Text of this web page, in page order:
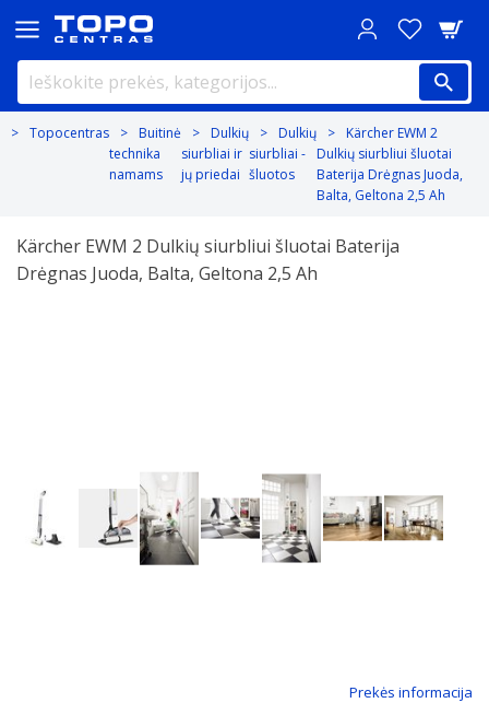
Topocentras
Buitinė
technika
namams
Dulkių
siurbliai ir
jų priedai
Dulkių
siurbliai -
šluotos
Kärcher EWM 2
Dulkių siurbliui šluotai
Baterija Drėgnas Juoda,
Balta, Geltona 2,5 Ah
Kärcher EWM 2 Dulkių siurbliui šluotai Baterija
Drėgnas Juoda, Balta, Geltona 2,5 Ah
Prekės informacija